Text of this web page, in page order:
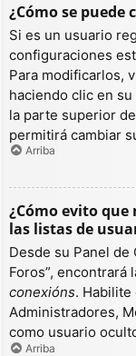
¿Cómo se
Si es un usuario
configuraciones
Para modificarlos,
haciendo clic en
la parte superior
permitirá cambiar
Arriba
¿Cómo evito
las listas de
Desde su Panel
Foros”, encontrará
conexións.
Administradores,
como usuario
Arriba